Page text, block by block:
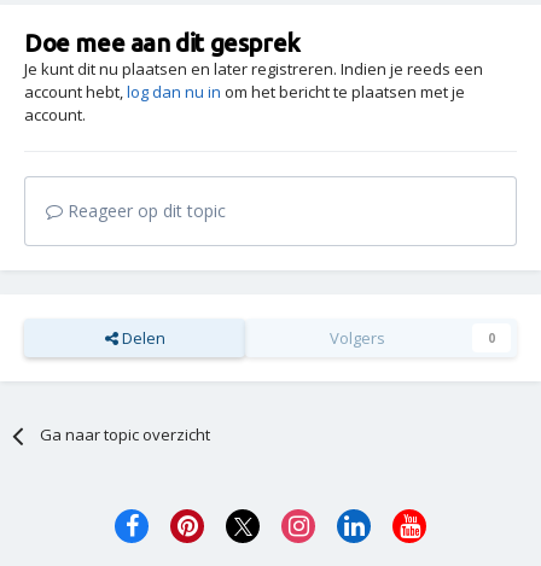
Doe mee aan dit gesprek
Je kunt dit nu plaatsen en later registreren. Indien je reeds een
account hebt,log dan nu in om het bericht te plaatsen met je
account.
Reageer op dit topic
Delen Volgers 0
Ga naar topic overzicht